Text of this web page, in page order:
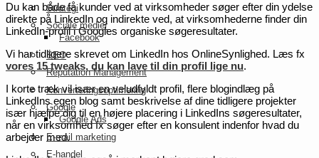
Strategi
Sociale medier
Facebook
SEO
Reputation Management
Konverteringsoptimering
Google
Google Ads
E-mail marketing
E-handel
Du kan både få kunder ved at virksomheder søger efter din ydelse
direkte på LinkedIn og indirekte ved, at virksomhederne finder din
LinkedIn-profil i Googles organiske søgeresultater.
Vi har tidligere skrevet om LinkedIn hos OnlineSynlighed. Læs fx
vores 15 tweaks, du kan lave til din profil lige nu.
I korte træk vil især en veludfyldt profil, flere blogindlæg på
LinkedIns egen blog samt beskrivelse af dine tidligere projekter
især hjælpe dig til en højere placering i LinkedIns søgeresultater,
når en virksomhed fx søger efter en konsulent indenfor hvad du
arbejder med.